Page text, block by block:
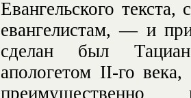
Евангельского
евангелистам, — и
сделан был
апологетом II-го